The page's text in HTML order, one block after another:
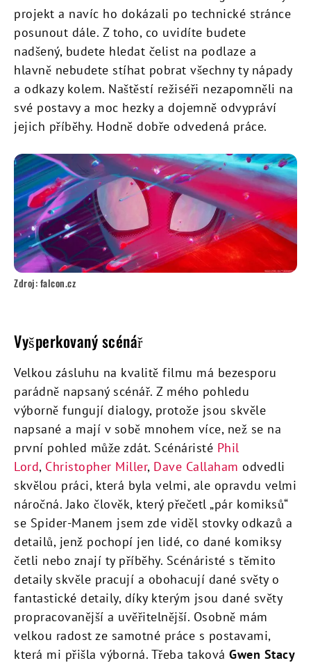
projekt a navíc ho dokázali po technické stránce
posunout dále. Z toho, co uvidíte budete
nadšený, budete hledat čelist na podlaze a
hlavně nebudete stíhat pobrat všechny ty nápady
a odkazy kolem. Naštěstí režiséři nezapomněli na
své postavy a moc hezky a dojemně odvypráví
jejich příběhy. Hodně dobře odvedená práce.
Zdroj: falcon.cz
Vyšperkovaný scénář
Velkou zásluhu na kvalitě filmu má bezesporu
parádně napsaný scénář. Z mého pohledu
výborně fungují dialogy, protože jsou skvěle
napsané a mají v sobě mnohem více, než se na
první pohled může zdát. Scénáristé Phil
Lord, Christopher Miller, Dave Callaham odvedli
skvělou práci, která byla velmi, ale opravdu velmi
náročná. Jako člověk, který přečetl „pár komiksů“
se Spider-Manem jsem zde viděl stovky odkazů a
detailů, jenž pochopí jen lidé, co dané komiksy
četli nebo znají ty příběhy. Scénáristé s těmito
detaily skvěle pracují a obohacují dané světy o
fantastické detaily, díky kterým jsou dané světy
propracovanější a uvěřitelnější. Osobně mám
velkou radost ze samotné práce s postavami,
která mi přišla výborná. Třeba taková Gwen Stacy